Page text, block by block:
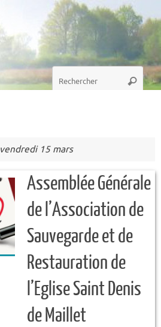
Recherche
pour
vendredi 15 mars
Assemblée Générale
de l’Association de
Sauvegarde et de
Restauration de
l’Eglise Saint Denis
de Maillet